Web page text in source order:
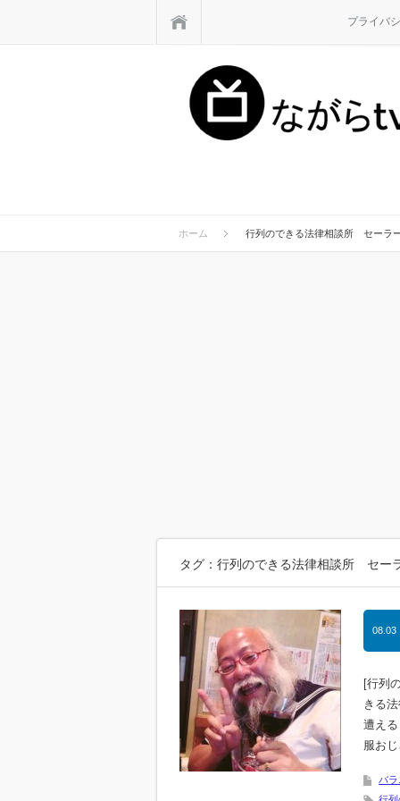
プライバ
ホーム 行列のできる法律相談所 セーラ
タグ：行列のできる法律相談所 セー
08.03
[行列
きる
遭え
服お
バラ